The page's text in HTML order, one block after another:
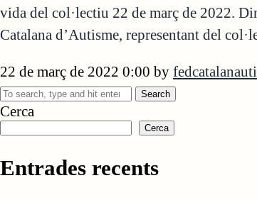
vida del col·lectiu 22 de març de 2022.
Catalana d’Autisme, representant del
22 de març de 2022 0:00 by
Search
Cerca
Cerca
Entrades recents